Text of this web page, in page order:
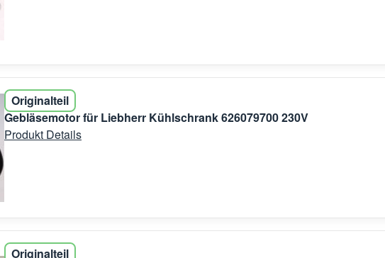
Originalteil
Gebläsemotor für Liebherr Kühlschrank 626079700 230V
Produkt Details
Originalteil